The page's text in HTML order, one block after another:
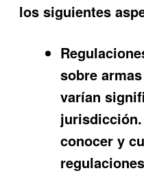
los siguientes
sobre
varían
conocer y